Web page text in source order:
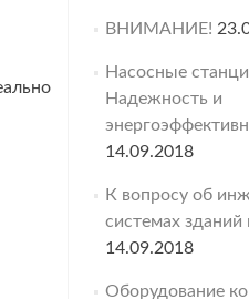
ВНИМАНИЕ!
Насосные
Надежность и
14.09.2018
К вопросу об
системах
14.09.2018
Оборудование